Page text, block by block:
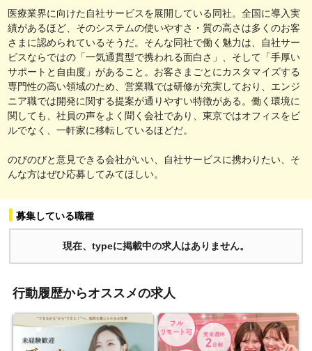
医療業界に向けた自社サービスを展開している同社。全国に導入実
績があるほど、そのシステムの使いやすさ・質の高さは多くのお客
さまに認められているそうだ。そんな同社で働く魅力は、自社サー
ビスならではの「一気通貫型で携われる面白さ」、そして「手厚い
サポートと自由度」があること。お客さまごとにカスタマイズする
専門性の高い領域のため、営業職では研修が充実しており、エンジ
ニア職では開発に関する提案が通りやすい特徴がある。働く環境に
関しても、社員の声をよく聞く会社であり、東京ではオフィスをビ
ルでなく、一軒家に移転しているほどだ。
のびのびと意見できる会社がいい、自社サービスに携わりたい、そ
んな方はぜひ応募してみてほしい。
募集している職種
現在、typeに掲載中の求人はありません。
行動履歴からオススメの求人